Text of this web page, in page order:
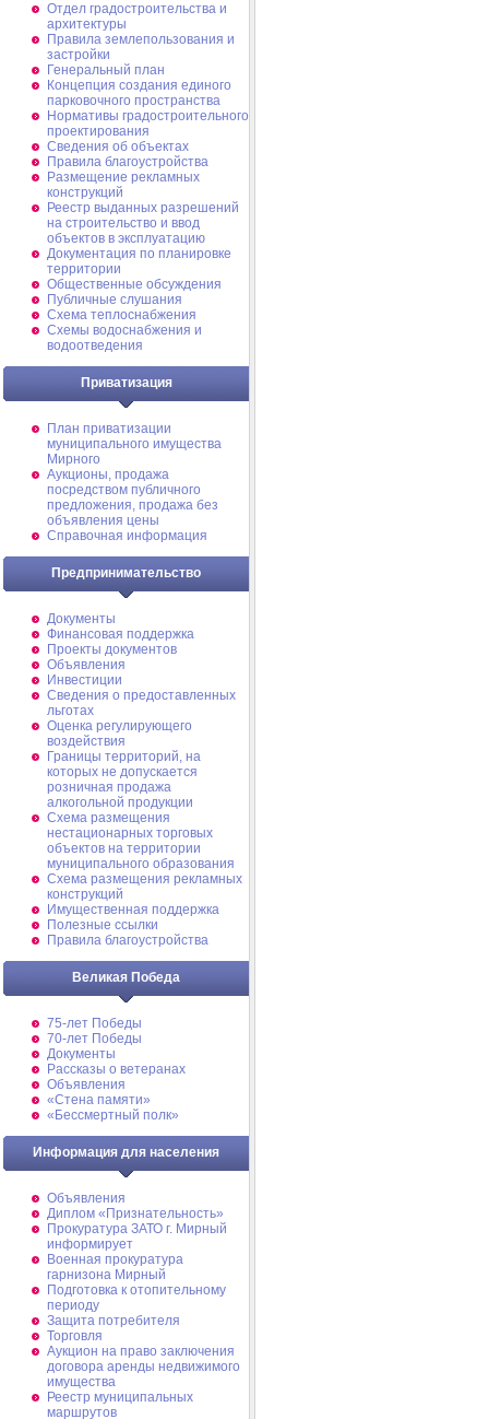
Отдел градостроительства и
архитектуры
Правила землепользования и
застройки
Генеральный план
Концепция создания единого
парковочного пространства
Нормативы градостроительного
проектирования
Сведения об объектах
Правила благоустройства
Размещение рекламных
конструкций
Реестр выданных разрешений
на строительство и ввод
объектов в эксплуатацию
Документация по планировке
территории
Общественные обсуждения
Публичные слушания
Схема теплоснабжения
Схемы водоснабжения и
водоотведения
Приватизация
План приватизации
муниципального имущества
Мирного
Аукционы, продажа
посредством публичного
предложения, продажа без
объявления цены
Справочная информация
Предпринимательство
Документы
Финансовая поддержка
Проекты документов
Объявления
Инвестиции
Сведения о предоставленных
льготах
Оценка регулирующего
воздействия
Границы территорий, на
которых не допускается
розничная продажа
алкогольной продукции
Схема размещения
нестационарных торговых
объектов на территории
муниципального образования
Схема размещения рекламных
конструкций
Имущественная поддержка
Полезные ссылки
Правила благоустройства
Великая Победа
75-лет Победы
70-лет Победы
Документы
Рассказы о ветеранах
Объявления
«Стена памяти»
«Бессмертный полк»
Информация для населения
Объявления
Диплом «Признательность»
Прокуратура ЗАТО г. Мирный
информирует
Военная прокуратура
гарнизона Мирный
Подготовка к отопительному
периоду
Защита потребителя
Торговля
Аукцион на право заключения
договора аренды недвижимого
имущества
Реестр муниципальных
маршрутов